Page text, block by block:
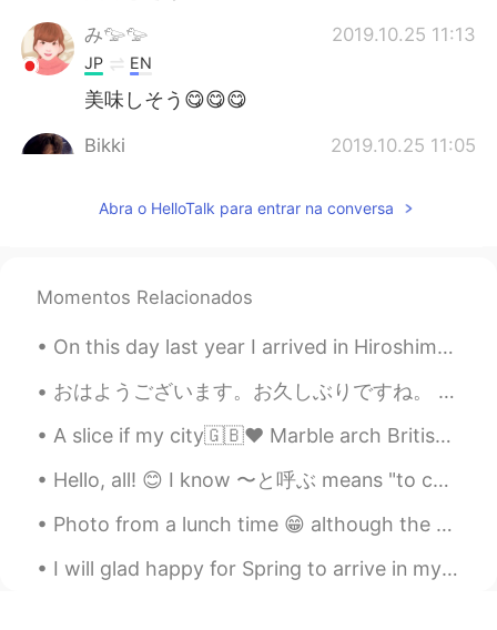
み𓅰𓅰 2019.10.25 11:13
JP EN
美味しそう😋😋😋
Bikki 2019.10.25 11:05
@HIROSHI美味しいです、ためしてくださ
JP EN
It must be delicious.
Abra o HelloTalk para entrar na conversa
Momentos Relacionados
On this day last year I arrived in Hiroshima for the first time. It is a beautiful city ❤️❤️😢 My...
おはようございます。お久しぶりですね。 先週月曜日にoxfordに行って大学院の友達に合いました。あの日は町を散歩してランチをたべました。ランチはWasabiのレストランに行ってご飯を食べました...
A slice if my city🇬🇧❤️ Marble arch British museum Westminster palace Trafalgar square Tower of ...
Hello, all! 😊 I know 〜と呼ぶ means "to call someone ~" but what does 〜として呼ぶ mean? I don't usually h...
Photo from a lunch time 😁 although the weather looks nice, I kinda wish there's snow everywhere l...
I will glad happy for Spring to arrive in my state. I want to go hiking in the forest and visit s...